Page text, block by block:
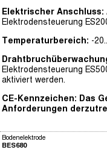
Elektrischer Anschluss:
Elektrodensteuerung
Temperaturbereich: -
Elektrodensteuerung
aktiviert werden.
CE-Kennzeichen: Das
Anforderungen
Bodenelektrode
BES680